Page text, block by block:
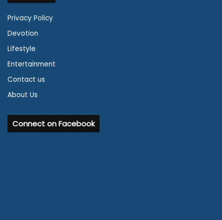
Privacy Policy
Devotion
Lifestyle
Entertainment
Contact us
About Us
Connect on Facebook